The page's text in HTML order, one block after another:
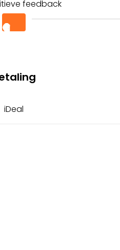
feedback
iDeal